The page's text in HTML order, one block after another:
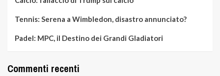
Tennis: Serena a Wimbledon, disastro annunciato?
Padel: MPC, il Destino dei Grandi Gladiatori
Commenti recenti